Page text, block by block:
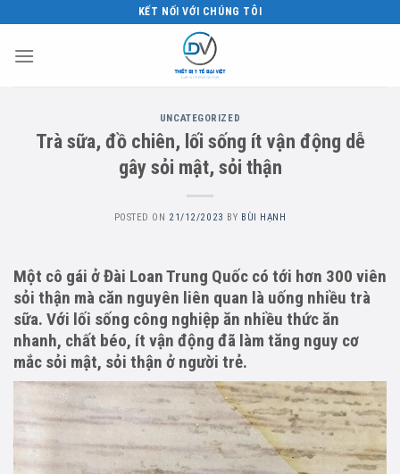
content
KẾT NỐI VỚI CHÚNG TÔI
UNCATEGORIZED
Trà sữa, đồ chiên, lối sống ít vận động dễ
gây sỏi mật, sỏi thận
POSTED ON 21/12/2023 BY BÙI HẠNH
Một cô gái ở Đài Loan Trung Quốc có tới hơn 300 viên
sỏi thận mà căn nguyên liên quan là uống nhiều trà
sữa. Với lối sống công nghiệp ăn nhiều thức ăn
nhanh, chất béo, ít vận động đã làm tăng nguy cơ
mắc sỏi mật, sỏi thận ở người trẻ.